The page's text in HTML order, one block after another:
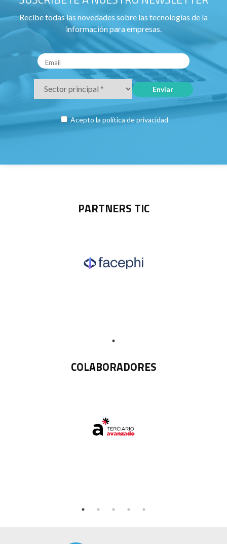
Recibe todas las novedades sobre las tecnologías de la
información para empresas.
Acepto la política de privacidad
PARTNERS TIC
COLABORADORES